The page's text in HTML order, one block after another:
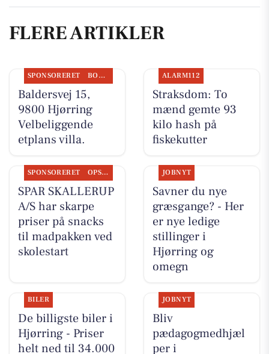
FLERE ARTIKLER
SPONSORERET BOLIGMARKED
Baldersvej 15,
9800 Hjørring
Velbeliggende
etplans villa.
ALARM112
Straksdom: To
mænd gemte 93
kilo hash på
fiskekutter
SPONSORERET OPSLAGSTAVLEN
SPAR SKALLERUP
A/S har skarpe
priser på snacks
til madpakken ved
skolestart
JOBNYT
Savner du nye
græsgange? - Her
er nye ledige
stillinger i
Hjørring og
omegn
BILER
De billigste biler i
Hjørring - Priser
helt ned til 34.000
JOBNYT
Bliv
pædagogmedhjæl
per i